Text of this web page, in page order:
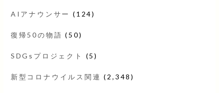
AIアナウンサー (124)
復帰50の物語 (50)
SDGsプロジェクト (5)
新型コロナウイルス関連 (2,348)